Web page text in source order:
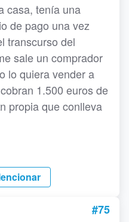
casa, tenía una
de pago una vez
transcurso del
sale un comprador
lo quiera vender a
1.500 euros de
propia que conlleva
#75